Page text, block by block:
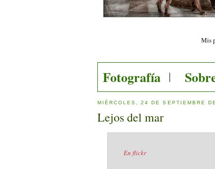
Mis
Fotografía
MIÉRCOLES, 24 DE SEPTIEMBRE
Lejos del mar
En flickr